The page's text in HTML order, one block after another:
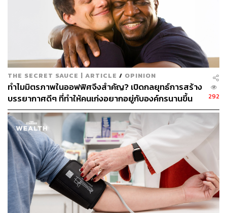
เรากินอาหารไม่ดีเอง เราไม่ออกกำลังกายเอง อีกส่วนหนึ่งที่
ก่อให้เกิดอาการป่วยคือจากโรคภายนอก อย่างสถานการณ์
ปัจจุบันก็เช่นมีโรคโควิด-19 เข้ามา เป็นต้น การรักษาด้วย
ศาสตร์จีน อย่างของจีนเอง เขาจะทำให้ร่างกายของคนเรา
แข็งแรงก่อน ต่อให้มีเชื้อโรคภายนอกอะไรเกิดขึ้น ก็ทำอะไร
ไม่ได้ถ้าเรามีร่างกายที่แข็งแรงเป็นเกราะป้องกัน และการ
รักษาที่แพร่หลายในปัจจุบันมี 2 ทางหลักๆ คือการฝังเข็ม และ
การรักษาด้วยสมุนไพร
THE SECRET SAUCE | ARTICLE / OPINION
ทำไมมิตรภาพในออฟฟิศจึงสำคัญ? เปิดกลยุทธ์การสร้าง
บรรยากาศดีๆ ที่ทำให้คนเก่งอยากอยู่กับองค์กรนานขึ้น
292